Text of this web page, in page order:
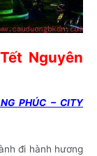
Nguyên
PHÚC – CITY
đi hành hương